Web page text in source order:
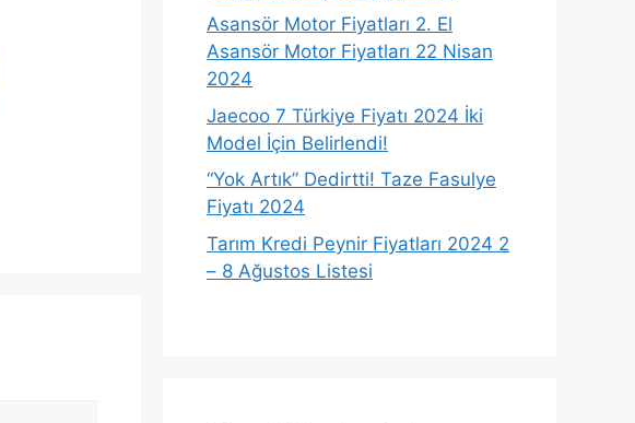
Asansör Motor Fiyatları 2. El
Asansör Motor Fiyatları 22 Nisan
2024
Jaecoo 7 Türkiye Fiyatı 2024 İki
Model İçin Belirlendi!
“Yok Artık” Dedirtti! Taze Fasulye
Fiyatı 2024
Tarım Kredi Peynir Fiyatları 2024 2
– 8 Ağustos Listesi